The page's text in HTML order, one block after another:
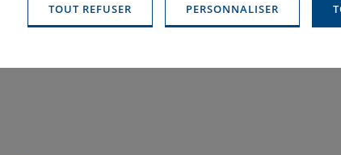
PERSONNALISER
TOUT REFUSER